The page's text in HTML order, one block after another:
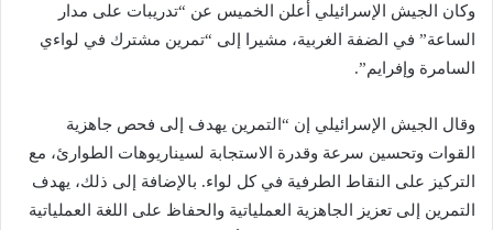
وكان الجيش الإسرائيلي أعلن الخميس عن “تدريبات على مدار
الساعة” في الضفة الغربية، مشيرا إلى “تمرين مشترك في لواءي
السامرة وإفرايم”.
وقال الجيش الإسرائيلي إن “التمرين يهدف إلى فحص جاهزية
القوات وتحسين سرعة وقدرة الاستجابة لسيناريوهات الطوارئ، مع
التركيز على النقاط الطرفية في كل لواء. بالإضافة إلى ذلك، يهدف
التمرين إلى تعزيز الجاهزية العملياتية والحفاظ على اللغة العملياتية